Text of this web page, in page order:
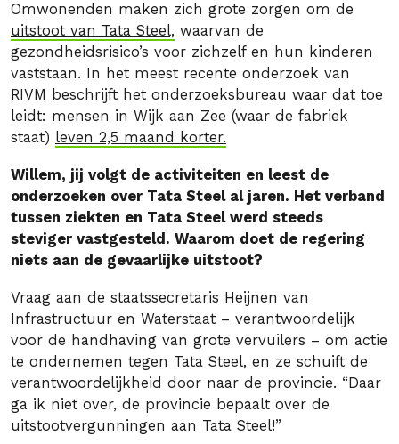
Omwonenden maken zich grote zorgen om de
uitstoot van Tata Steel, waarvan de
gezondheidsrisico’s voor zichzelf en hun kinderen
vaststaan. In het meest recente onderzoek van
RIVM beschrijft het onderzoeksbureau waar dat toe
leidt: mensen in Wijk aan Zee (waar de fabriek
staat) leven 2,5 maand korter.
Willem, jij volgt de activiteiten en leest de
onderzoeken over Tata Steel al jaren. Het verband
tussen ziekten en Tata Steel werd steeds
steviger vastgesteld. Waarom doet de regering
niets aan de gevaarlijke uitstoot?
Vraag aan de staatssecretaris Heijnen van
Infrastructuur en Waterstaat – verantwoordelijk
voor de handhaving van grote vervuilers – om actie
te ondernemen tegen Tata Steel, en ze schuift de
verantwoordelijkheid door naar de provincie. “Daar
ga ik niet over, de provincie bepaalt over de
uitstootvergunningen aan Tata Steel!”